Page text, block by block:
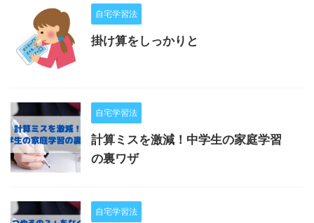
自宅学習法
掛け算をしっかりと
自宅学習法
計算ミスを激減！中学生の家庭学習
の裏ワザ
自宅学習法